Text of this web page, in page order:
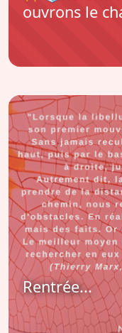
ouvrons le
Rentrée...